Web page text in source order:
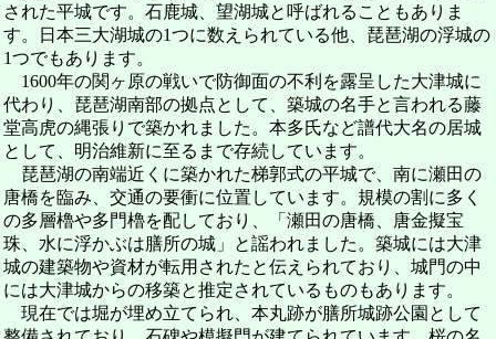
された平城です。石鹿城、望湖城と呼ばれることもありま
す。日本三大湖城の1つに数えられている他、琵琶湖の浮城の
1つでもあります。
1600年の関ヶ原の戦いで防御面の不利を露呈した大津城に
代わり、琵琶湖南部の拠点として、築城の名手と言われる藤
堂高虎の縄張りで築かれました。本多氏など譜代大名の居城
として、明治維新に至るまで存続しています。
琵琶湖の南端近くに築かれた梯郭式の平城で、南に瀬田の
唐橋を臨み、交通の要衝に位置しています。規模の割に多く
の多層櫓や多門櫓を配しており、「瀬田の唐橋、唐金擬宝
珠、水に浮かぶは膳所の城」と謡われました。築城には大津
城の建築物や資材が転用されたと伝えられており、城門の中
には大津城からの移築と推定されているものもあります。
現在では堀が埋め立てられ、本丸跡が膳所城跡公園として